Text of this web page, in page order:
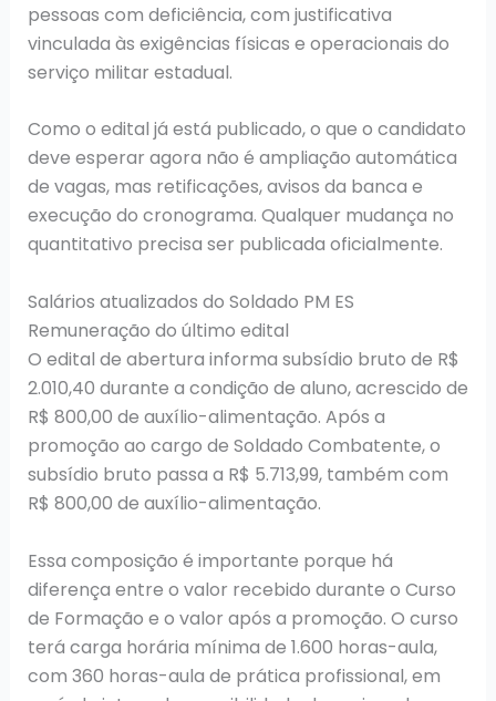
pessoas com deficiência, com justificativa
vinculada às exigências físicas e operacionais do
serviço militar estadual.
Como o edital já está publicado, o que o candidato
deve esperar agora não é ampliação automática
de vagas, mas retificações, avisos da banca e
execução do cronograma. Qualquer mudança no
quantitativo precisa ser publicada oficialmente.
Salários atualizados do Soldado PM ES
Remuneração do último edital
O edital de abertura informa subsídio bruto de R$
2.010,40 durante a condição de aluno, acrescido de
R$ 800,00 de auxílio-alimentação. Após a
promoção ao cargo de Soldado Combatente, o
subsídio bruto passa a R$ 5.713,99, também com
R$ 800,00 de auxílio-alimentação.
Essa composição é importante porque há
diferença entre o valor recebido durante o Curso
de Formação e o valor após a promoção. O curso
terá carga horária mínima de 1.600 horas-aula,
com 360 horas-aula de prática profissional, em